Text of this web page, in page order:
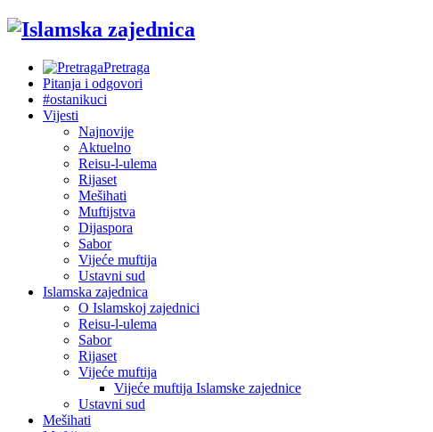
Pretraga
Pitanja i odgovori
#ostanikuci
Vijesti
Najnovije
Aktuelno
Reisu-l-ulema
Rijaset
Mešihati
Muftijstva
Dijaspora
Sabor
Vijeće muftija
Ustavni sud
Islamska zajednica
O Islamskoj zajednici
Reisu-l-ulema
Sabor
Rijaset
Vijeće muftija
Vijeće muftija Islamske zajednice
Ustavni sud
Mešihati